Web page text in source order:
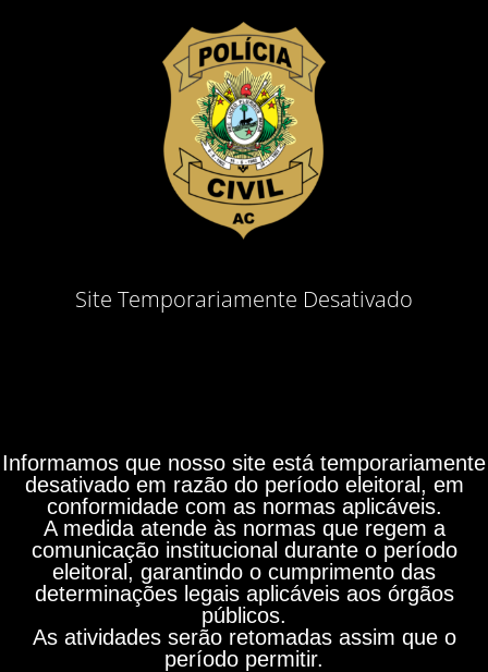
Site Temporariamente Desativado
Informamos que nosso site está temporariamente
desativado em razão do período eleitoral, em
conformidade com as normas aplicáveis.
A medida atende às normas que regem a
comunicação institucional durante o período
eleitoral, garantindo o cumprimento das
determinações legais aplicáveis aos órgãos
públicos.
As atividades serão retomadas assim que o
período permitir.